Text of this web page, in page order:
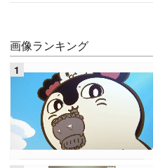
画像ランキング